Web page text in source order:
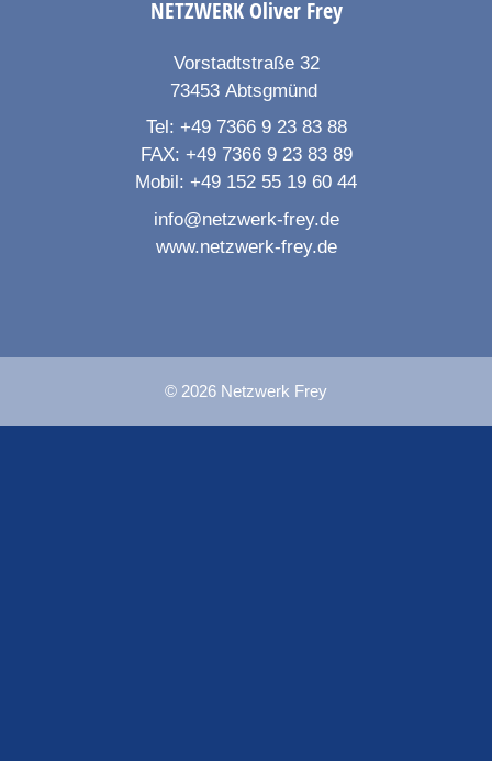
NETZWERKOliver Frey
Vorstadtstraße 32
73453 Abtsgmünd
Tel: +49 7366 9 23 83 88
FAX: +49 7366 9 23 83 89
Mobil: +49 152 55 19 60 44
info@netzwerk-frey.de
www.netzwerk-frey.de
© 2026 Netzwerk Frey